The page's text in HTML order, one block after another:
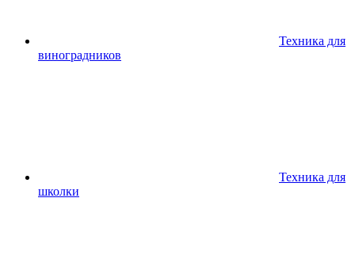
Техника для
виноградников
Техника для
школки